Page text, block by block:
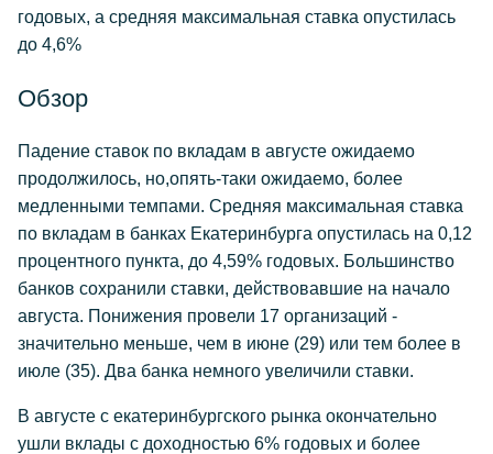
годовых, а средняя максимальная ставка опустилась
до 4,6%
Обзор
Падение ставок по вкладам в августе ожидаемо
продолжилось, но,опять-таки ожидаемо, более
медленными темпами. Средняя максимальная ставка
по вкладам в банках Екатеринбурга опустилась на 0,12
процентного пункта, до 4,59% годовых. Большинство
банков сохранили ставки, действовавшие на начало
августа. Понижения провели 17 организаций -
значительно меньше, чем в июне (29) или тем более в
июле (35). Два банка немного увеличили ставки.
В августе с екатеринбургского рынка окончательно
ушли вклады с доходностью 6% годовых и более